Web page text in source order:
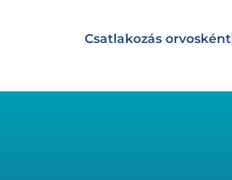
Csatlakozás orvosként